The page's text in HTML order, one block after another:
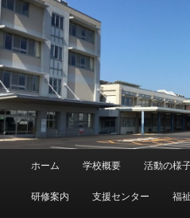
メ
イ
ホーム 学校概要 活動の様
研修案内 支援センター 福